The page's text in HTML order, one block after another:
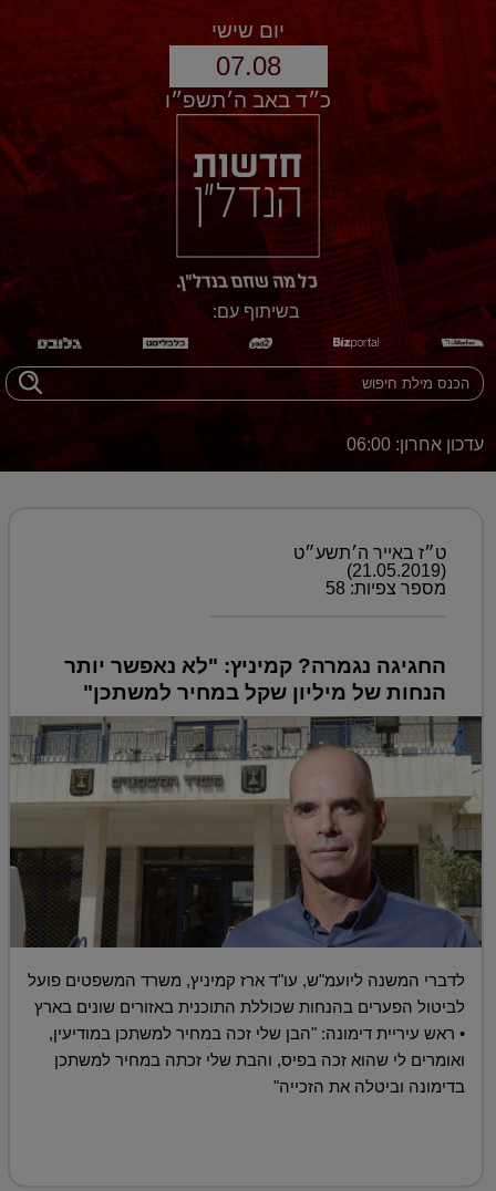
יום שישי
07.08
כ״ד באב ה׳תשפ״ו
בשיתוף עם:
עדכון אחרון: 06:00
ט״ז באייר ה׳תשע״ט
(21.05.2019)
מספר צפיות: 58
החגיגה נגמרה? קמיניץ: "לא נאפשר יותר
הנחות של מיליון שקל במחיר למשתכן"
לדברי המשנה ליועמ"ש, עו"ד ארז קמיניץ, משרד המשפטים פועל
לביטול הפערים בהנחות שכוללת התוכנית באזורים שונים בארץ
• ראש עיריית דימונה: "הבן שלי זכה במחיר למשתכן במודיעין,
ואומרים לי שהוא זכה בפיס, והבת שלי זכתה במחיר למשתכן
בדימונה וביטלה את הזכייה"